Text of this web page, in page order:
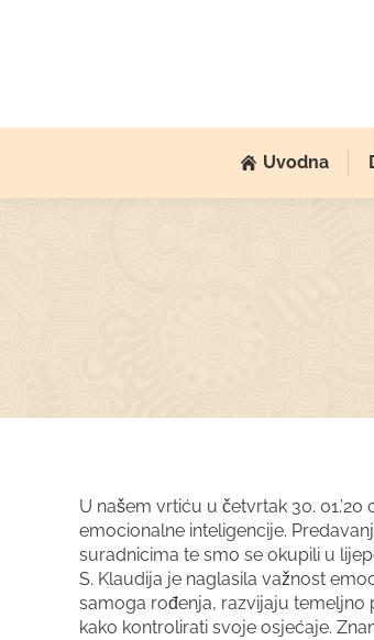
Uvodna
U našem vrtiću u četvrtak 30.
emocionalne inteligencije.
suradnicima te smo se okupili u
S. Klaudija je naglasila važnost
samoga rođenja, razvijaju temeljno
kako kontrolirati svoje osjećaje.